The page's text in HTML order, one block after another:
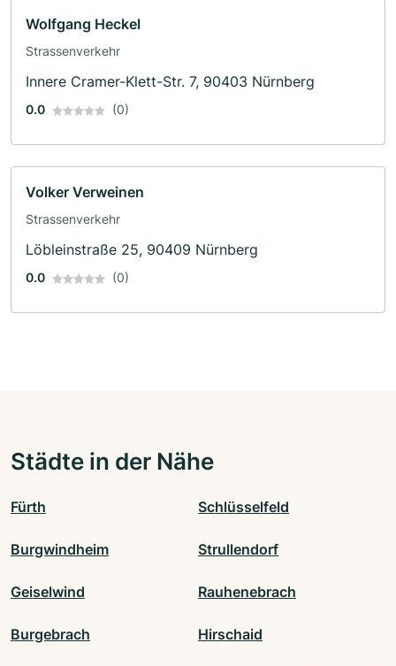
Wolfgang Heckel
Strassenverkehr
Innere Cramer-Klett-Str. 7, 90403 Nürnberg
0.0 (0)
Volker Verweinen
Strassenverkehr
Löbleinstraße 25, 90409 Nürnberg
0.0 (0)
Städte in der Nähe
Fürth Schlüsselfeld
Burgwindheim Strullendorf
Geiselwind Rauhenebrach
Burgebrach Hirschaid